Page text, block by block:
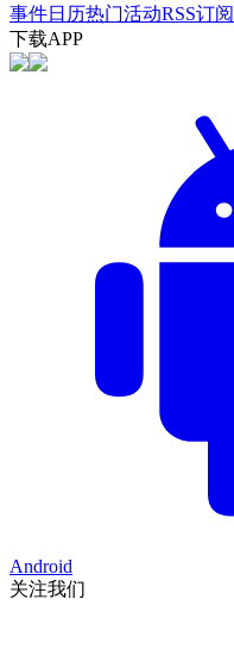
事件日历热门活动RSS订阅
下载APP
Android
关注我们